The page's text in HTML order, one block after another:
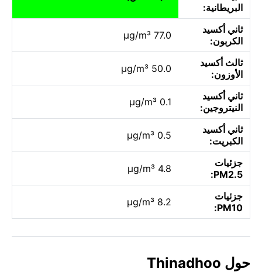
البريطانية:
ثاني أكسيد
الكربون:
77.0 µg/m³
ثالث أكسيد
الأوزون:
50.0 µg/m³
ثاني أكسيد
النيتروجين:
0.1 µg/m³
ثاني أكسيد
الكبريت:
0.5 µg/m³
جزئيات
PM2.5:
4.8 µg/m³
جزئيات
PM10:
8.2 µg/m³
حول Thinadhoo